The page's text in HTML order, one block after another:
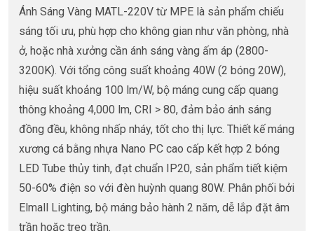
Ánh Sáng Vàng MATL-220V từ MPE là sản phẩm chiếu
sáng tối ưu, phù hợp cho không gian như văn phòng, nhà
ở, hoặc nhà xưởng cần ánh sáng vàng ấm áp (2800-
3200K). Với tổng công suất khoảng 40W (2 bóng 20W),
hiệu suất khoảng 100 lm/W, bộ máng cung cấp quang
thông khoảng 4,000 lm, CRI > 80, đảm bảo ánh sáng
đồng đều, không nhấp nháy, tốt cho thị lực. Thiết kế máng
xương cá bằng nhựa Nano PC cao cấp kết hợp 2 bóng
LED Tube thủy tinh, đạt chuẩn IP20, sản phẩm tiết kiệm
50-60% điện so với đèn huỳnh quang 80W. Phân phối bởi
Elmall Lighting, bộ máng bảo hành 2 năm, dễ lắp đặt âm
trần hoặc treo trần.